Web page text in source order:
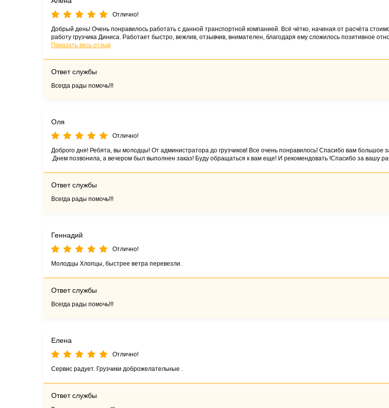
Отлично!
Добрый день! Очень понравилось работать с данной транспортной компанией. Всё чётко, начиная от расчёта
работу грузчика Диниса. Работает быстро, вежлив, отзывчив, внимателен, благодаря ему сложилось позитивное
уровне.
Показать весь отзыв
Ответ службы
Всегда рады помочь!!!
Оля
Отлично!
Доброго дня! Ребята, вы молодцы! От администратора до грузчиков! Все очень понравилось! Спасибо вам большое
.Днем позвонила, а вечером был выполнен заказ! Буду обращаться к вам еще! И рекомендовать !Спасибо за вашу
Ответ службы
Всегда рады помочь!!!
Геннадий
Отлично!
Молодцы Хлопцы, быстрее ветра перевезли.
Ответ службы
Всегда рады помочь!!!
Елена
Отлично!
Сервис радует. Грузчики доброжелательные .
Ответ службы